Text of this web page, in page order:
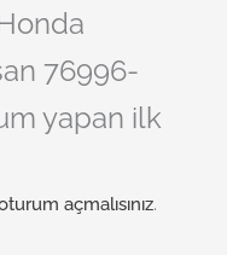
76996-
yapan ilk
açmalısınız.